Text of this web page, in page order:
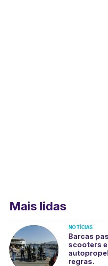
Mais lidas
NOTÍCIAS
Barcas
scooters
regras.